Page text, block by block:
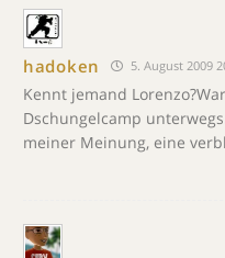
hadoken 5. August 2009
Kennt jemand
Dschungelcamp
meiner Meinung, eine